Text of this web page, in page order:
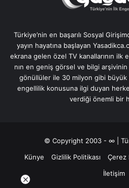
Türkiye’nin en başarılı Sosyal
yayın hayatına başlayan
ekrana gelen özel TV kanallarının ilk
nın en geniş görsel ve bilgi arşivinin
gönüllüler ile 30 milyon gibi
engellilik konusuna ilgi duyan
verdiği önemli bir
© Copyright 2003 - ∞ |
Künye
Gizlilik Politikası Çerez
İletişim